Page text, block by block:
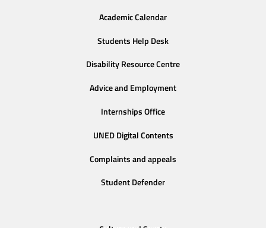
Academic Calendar
Students Help Desk
Disability Resource Centre
Advice and Employment
Internships Office
UNED Digital Contents
Complaints and appeals
Student Defender